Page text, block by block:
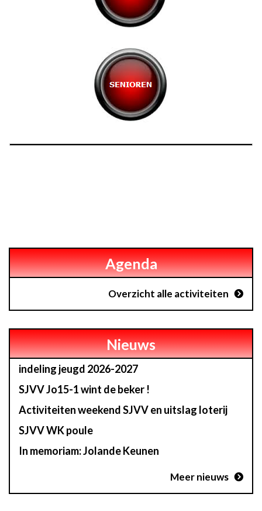
Agenda
Overzicht alle activiteiten
Nieuws
indeling jeugd 2026-2027
SJVV Jo15-1 wint de beker !
Activiteiten weekend SJVV en uitslag loterij
SJVV WK poule
In memoriam: Jolande Keunen
Meer nieuws